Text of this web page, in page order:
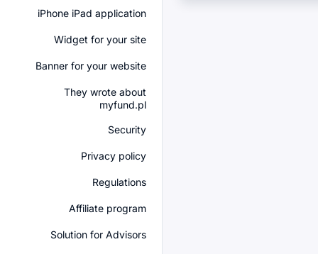
iPhone iPad application
Widget for your site
Banner for your website
They wrote about
myfund.pl
Security
Privacy policy
Regulations
Affiliate program
Solution for Advisors